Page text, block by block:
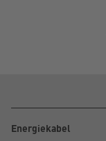
Energiekabel